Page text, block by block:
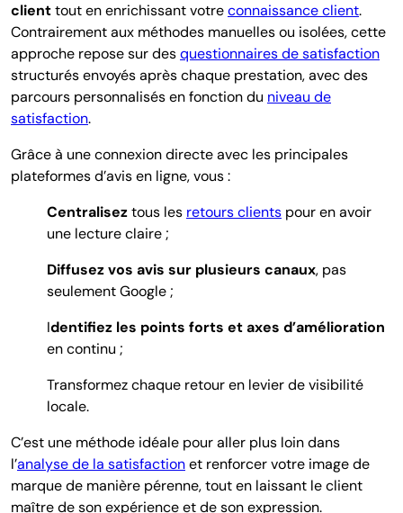
clienttout en enrichissant votreconnaissance client.
Contrairement aux méthodes manuelles ou isolées, cette
approche repose sur desquestionnaires de satisfaction
structurés envoyés après chaque prestation, avec des
parcours personnalisés en fonction du niveau de
satisfaction.
Grâce à une connexion directe avec les principales
plateformes d’avis en ligne, vous :
Centraliseztous les retours clients pour en avoir
une lecture claire ;
Diffusez vos avis sur plusieurs canaux, pas
seulement Google ;
Identifiez les points forts et axes d’amélioration
en continu ;
Transformez chaque retour en levier de visibilité
locale.
C’est une méthode idéale pour aller plus loin dans
l’analyse de la satisfactionet renforcer votre image de
marque de manière pérenne, tout en laissant le client
maître de son expérience et de son expression.